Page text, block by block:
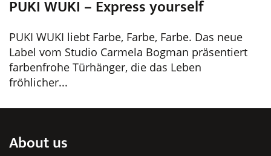
PUKI WUKI – Express yourself
PUKI WUKI liebt Farbe, Farbe, Farbe. Das neue
Label vom Studio Carmela Bogman präsentiert
farbenfrohe Türhänger, die das Leben
fröhlicher...
About us